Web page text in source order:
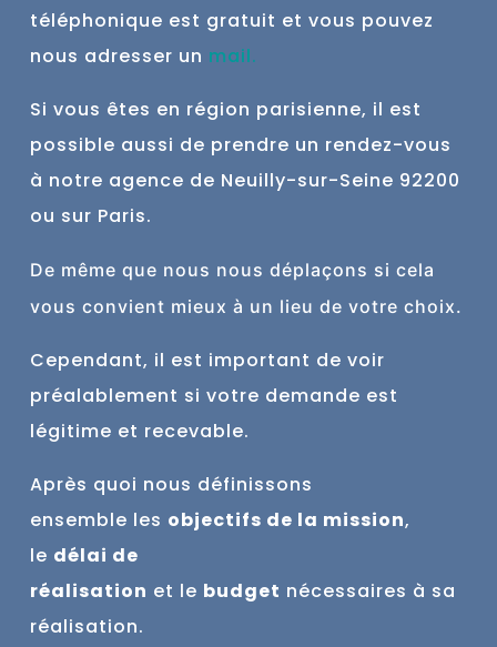
téléphonique est gratuit et vous pouvez
nous adresser un mail.
Si vous êtes en région parisienne, il est
possible aussi de prendre un rendez-vous
à notre agence de Neuilly-sur-Seine 92200
ou sur Paris.
De même que nous nous déplaçons si cela
vous convient mieux à un lieu de votre choix.
Cependant, il est important de voir
préalablement si votre demande est
légitime et recevable.
Après quoi nous définissons
ensemble les objectifs de la mission,
le délai de
réalisation et le budget nécessaires à sa
réalisation.